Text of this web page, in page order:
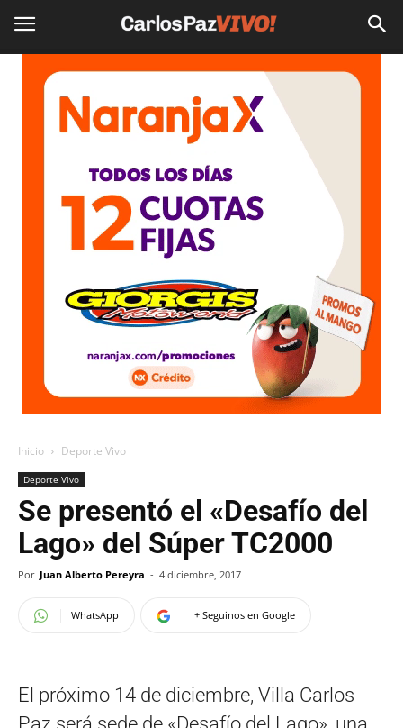
Inicio Deporte Vivo
Deporte Vivo
Se presentó el «Desafío del
Lago» del Súper TC2000
Por Juan Alberto Pereyra - 4 diciembre, 2017
WhatsApp + Seguinos en Google
El próximo 14 de diciembre, Villa Carlos